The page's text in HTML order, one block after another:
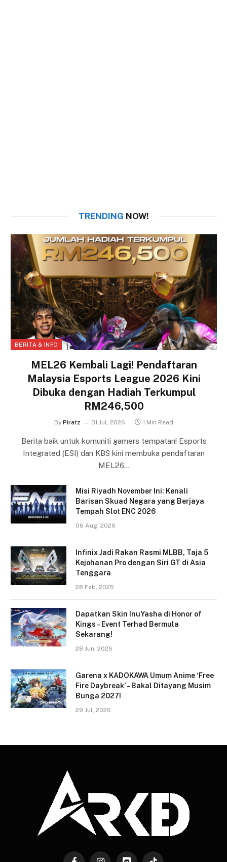
TRENDING NOW!
BERITA & INFO
MEL26 Kembali Lagi! Pendaftaran
Malaysia Esports League 2026 Kini
Dibuka dengan Hadiah Terkumpul
RM246,500
By Piratz 31 Jul, 2026 1 Min Read
Berita baik untuk komuniti gamers tempatan! Esports
Integrated (ESI) dan KBS kini membuka pendaftaran
MEL26…
Misi Riyadh November Ini: Kenali
Barisan Skuad Negara yang Berjaya
Tempah Slot ENC 2026
06 Aug, 2026
Infinix Jadi Rakan Rasmi MLBB, Taja 5
Kejohanan Pro dengan Siri GT di Asia
Tenggara
28 Feb, 2025
Dapatkan Skin InuYasha di Honor of
Kings – Event Terhad Bermula
Sekarang!
28 Jun, 2026
Garena x KADOKAWA Umum Anime ‘Free
Fire Daybreak’ – Bakal Ditayang Musim
Bunga 2027!
29 Jul, 2026